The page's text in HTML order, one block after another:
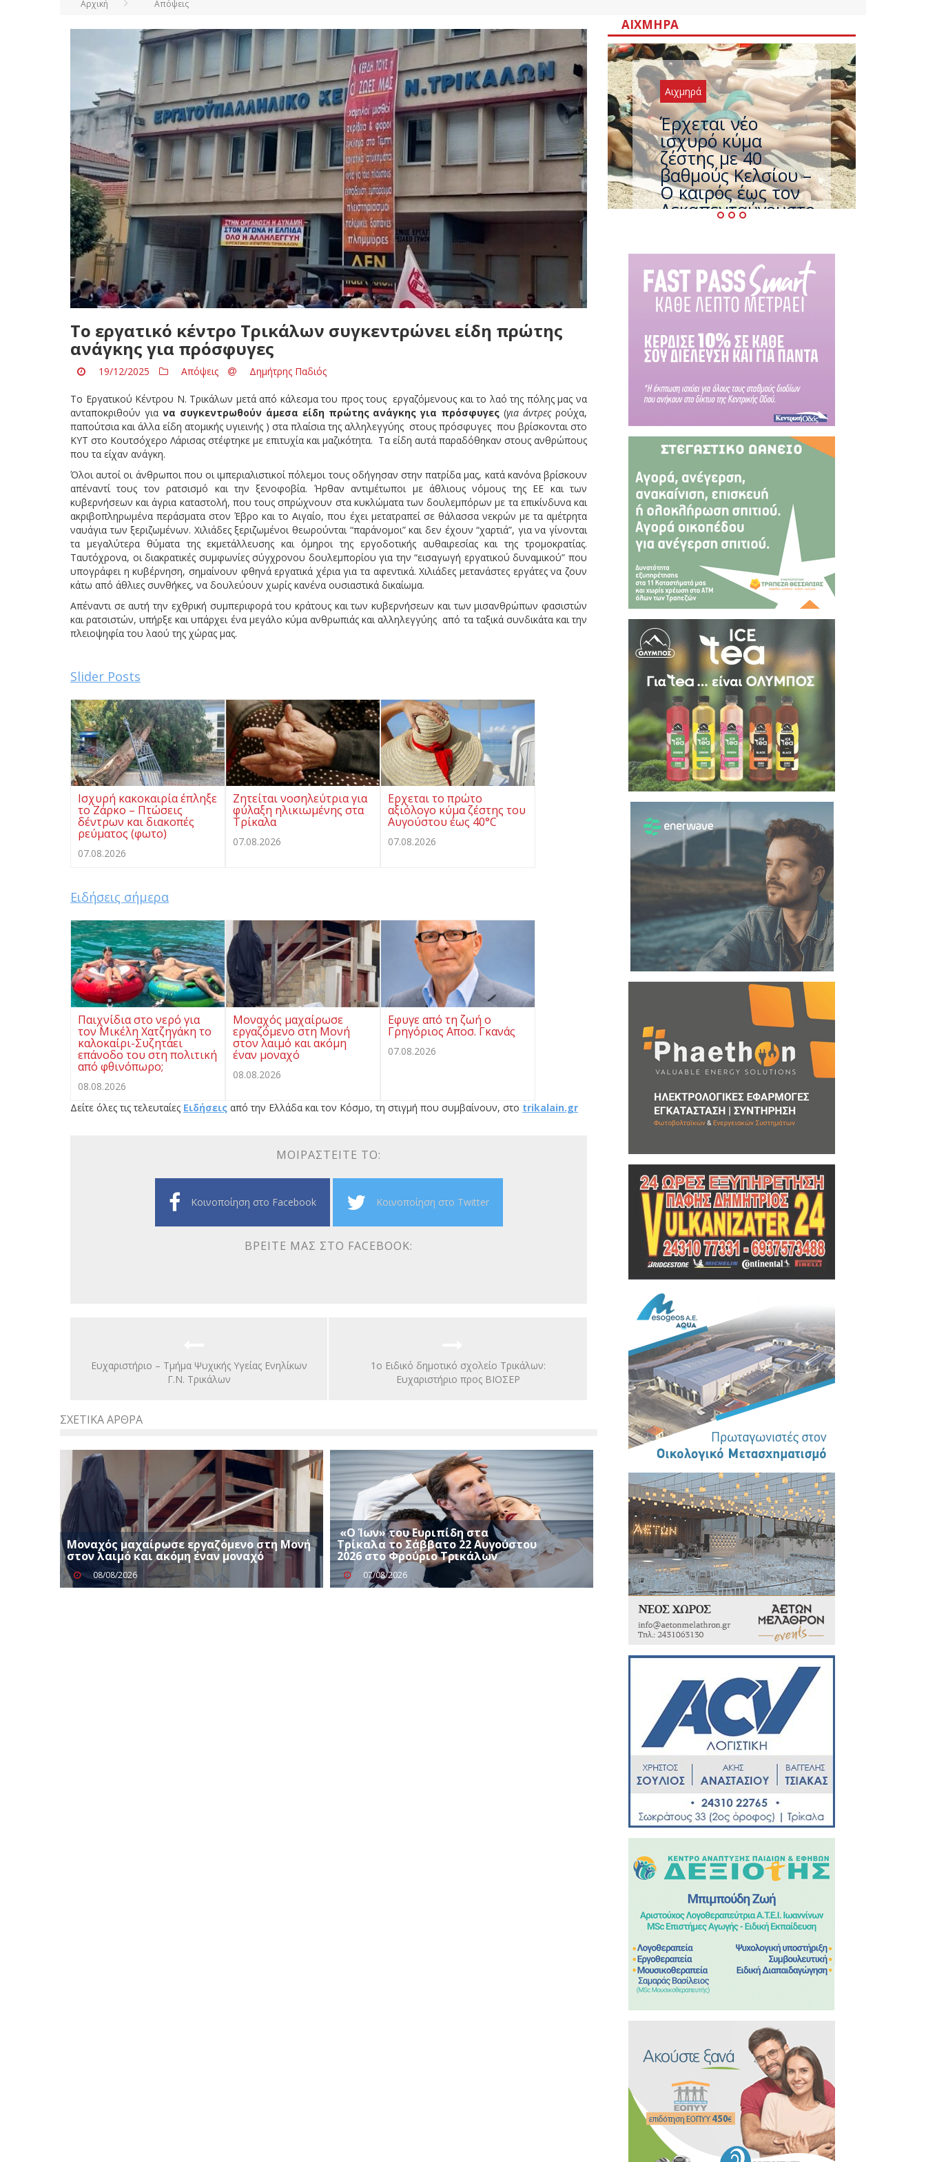
Αρχική Απόψεις
Το εργατικό κέντρο Τρικάλων συγκεντρώνει είδη πρώτης
ανάγκης για πρόσφυγες
19/12/2025 Απόψεις Δημήτρης Παδιός
Το Εργατικού Κέντρου Ν. Τρικάλων μετά από κάλεσμα του προς τους εργαζόμενους και το λαό της πόλης μας να
ανταποκριθούν για να συγκεντρωθούν άμεσα είδη πρώτης ανάγκης για πρόσφυγες(για άντρεςρούχα,
παπούτσια και άλλα είδη ατομικής υγιεινής ) στα πλαίσια της αλληλεγγύης στους πρόσφυγες που βρίσκονται στο
ΚΥΤ στο Κουτσόχερο Λάρισας στέφτηκε με επιτυχία και μαζικότητα. Τα είδη αυτά παραδόθηκαν στους ανθρώπους
που τα είχαν ανάγκη.
Όλοι αυτοί οι άνθρωποι που οι ιμπεριαλιστικοί πόλεμοι τους οδήγησαν στην πατρίδα μας, κατά κανόνα βρίσκουν
απέναντί τους τον ρατσισμό και την ξενοφοβία. Ήρθαν αντιμέτωποι με άθλιους νόμους της ΕΕ και των
κυβερνήσεων και άγρια καταστολή, που τους σπρώχνουν στα κυκλώματα των δουλεμπόρων με τα επικίνδυνα και
ακριβοπληρωμένα περάσματα στον Έβρο και το Αιγαίο, που έχει μετατραπεί σε θάλασσα νεκρών με τα αμέτρητα
ναυάγια των ξεριζωμένων. Χιλιάδες ξεριζωμένοι θεωρούνται “παράνομοι” και δεν έχουν “χαρτιά”, για να γίνονται
τα μεγαλύτερα θύματα της εκμετάλλευσης και όμηροι της εργοδοτικής αυθαιρεσίας και της τρομοκρατίας.
Ταυτόχρονα, οι διακρατικές συμφωνίες σύγχρονου δουλεμπορίου για την “εισαγωγή εργατικού δυναμικού” που
υπογράφει η κυβέρνηση, σημαίνουν φθηνά εργατικά χέρια για τα αφεντικά. Χιλιάδες μετανάστες εργάτες να ζουν
κάτω από άθλιες συνθήκες, να δουλεύουν χωρίς κανένα ουσιαστικά δικαίωμα.
Απέναντι σε αυτή την εχθρική συμπεριφορά του κράτους και των κυβερνήσεων και των μισανθρώπων φασιστών
και ρατσιστών, υπήρξε και υπάρχει ένα μεγάλο κύμα ανθρωπιάς και αλληλεγγύης από τα ταξικά συνδικάτα και την
πλειοψηφία του λαού της χώρας μας.
Slider Posts
Ισχυρή κακοκαιρία έπληξε
το Ζάρκο – Πτώσεις
δέντρων και διακοπές
ρεύματος (φωτο)
07.08.2026
Ζητείται νοσηλεύτρια για
φύλαξη ηλικιωμένης στα
Τρίκαλα
07.08.2026
Ερχεται το πρώτο
αξιόλογο κύμα ζέστης του
Αυγούστου έως 40°C
07.08.2026
Ειδήσεις σήμερα
Παιχνίδια στο νερό για
τον Μικέλη Χατζηγάκη το
καλοκαίρι-Συζητάει
επάνοδο του στη πολιτική
από φθινόπωρο;
08.08.2026
Μοναχός μαχαίρωσε
εργαζόμενο στη Μονή
στον λαιμό και ακόμη
έναν μοναχό
08.08.2026
Eφυγε από τη ζωή ο
Γρηγόριος Αποσ. Γκανάς
07.08.2026
Δείτε όλες τις τελευταίες Ειδήσεις από την Ελλάδα και τον Κόσμο, τη στιγμή που συμβαίνουν, στο trikalain.gr
ΜΟΙΡΑΣΤΕΊΤΕ ΤΟ:
Κοινοποίηση στο Facebook Κοινοποίηση στο Twitter
ΒΡΕΊΤΕ ΜΑΣ ΣΤΟ FACEBOOK:
Eυχαριστήριο – Τμήμα Ψυχικής Υγείας Ενηλίκων
Γ.Ν. Τρικάλων
1ο Ειδικό δημοτικό σχολείο Τρικάλων:
Ευχαριστήριο προς ΒΙΟΣΕΡ
ΣΧΕΤΙΚΆ ΆΡΘΡΑ
Μοναχός μαχαίρωσε εργαζόμενο στη Μονή
στον λαιμό και ακόμη έναν μοναχό
08/08/2026
«Ο Ίων» του Ευριπίδη στα
Τρίκαλα το Σάββατο 22 Αυγούστου
2026 στο Φρούριο Τρικάλων
07/08/2026
ΑΙΧΜΗΡΆ
Αιχμηρά
Άφαντος ο
Τσίπρας… την ώρα
που η χώρα
καίγεται